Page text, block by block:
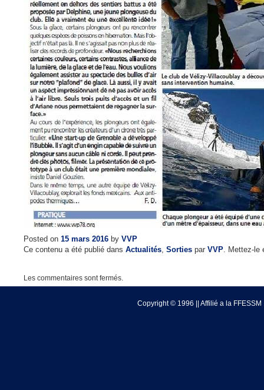
Posted on 15 mars 2016 by VVP
Ce contenu a été publié dans Actualités, Sorties par VVP. Mettez-le
Les commentaires sont fermés.
Copyright © 1996 || Affilié a la